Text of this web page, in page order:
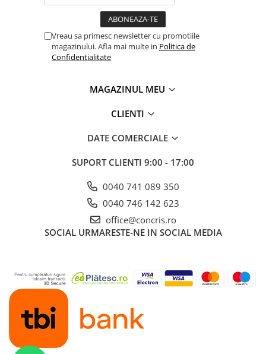
Vreau sa primesc newsletter cu promotiile
magazinului. Afla mai multe in Politica de
Confidentialitate
MAGAZINUL MEU
CLIENTI
DATE COMERCIALE
SUPORT CLIENTI 9:00 - 17:00
0040 741 089 350
0040 746 142 623
office@concris.ro
SOCIAL URMARESTE-NE IN SOCIAL MEDIA